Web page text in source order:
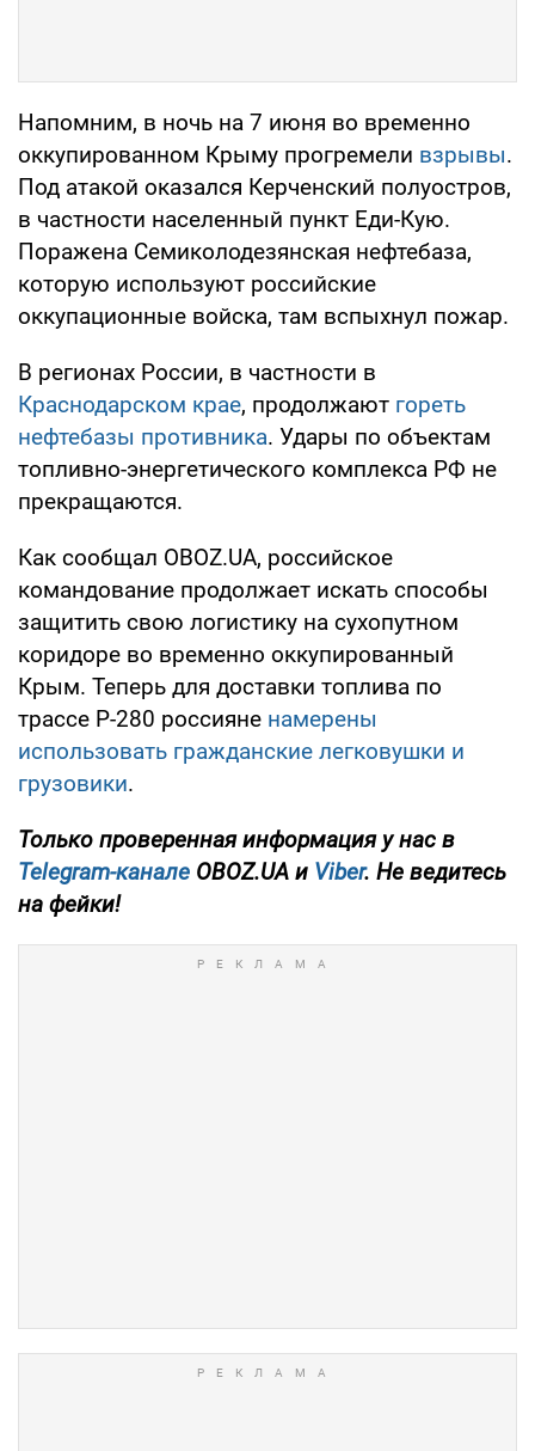
Напомним, в ночь на 7 июня во временно
оккупированном Крыму прогремели взрывы.
Под атакой оказался Керченский полуостров,
в частности населенный пункт Еди-Кую.
Поражена Семиколодезянская нефтебаза,
которую используют российские
оккупационные войска, там вспыхнул пожар.
В регионах России, в частности в
Краснодарском крае, продолжают гореть
нефтебазы противника. Удары по объектам
топливно-энергетического комплекса РФ не
прекращаются.
Как сообщал OBOZ.UA, российское
командование продолжает искать способы
защитить свою логистику на сухопутном
коридоре во временно оккупированный
Крым. Теперь для доставки топлива по
трассе Р-280 россияне намерены
использовать гражданские легковушки и
грузовики.
Только проверенная информация у нас в
Telegram-канале OBOZ.UA и Viber. Не ведитесь
на фейки!